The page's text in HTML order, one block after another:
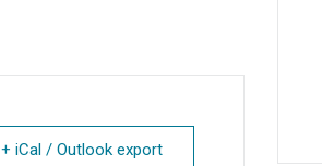
+ iCal / Outlook export